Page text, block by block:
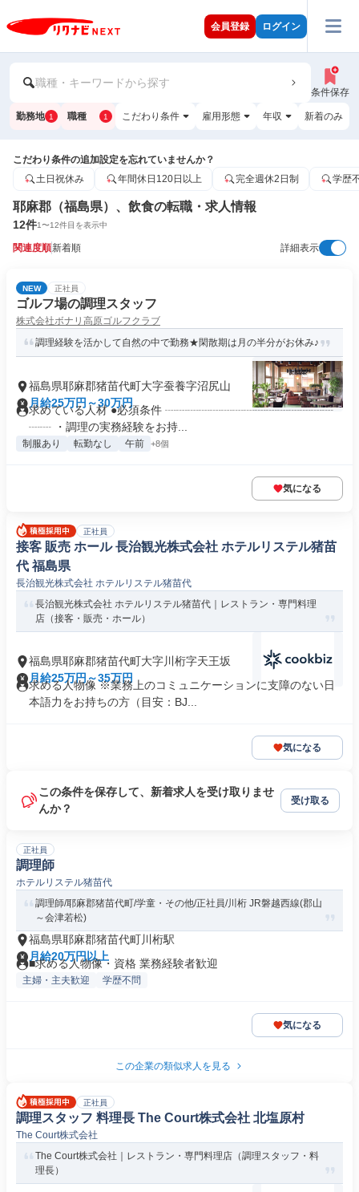
会員登録 ログイン
職種・キーワードから探す
条件保存
勤務地 1 職種 1 こだわり条件 雇用形態 年収 新着のみ
こだわり条件の追加設定を忘れていませんか？
土日祝休み
年間休日120日以上 完全週休2日制 学歴
耶麻郡（福島県）、飲食の転職・求人情報
12件1〜12件目を表示中
関連度順新着順 詳細表示
NEW 正社員
ゴルフ場の調理スタッフ
株式会社ボナリ高原ゴルフクラブ
調理経験を活かして自然の中で勤務★閑散期は月の半分がお休み♪
福島県耶麻郡猪苗代町大字蚕養字沼尻山
月給25万円～30万円
求めている人材 ●必須条件 ┈┈┈┈┈┈┈┈┈┈┈┈┈┈┈
┈┈ ・調理の実務経験をお持...
制服あり 転勤なし 午前 +8個
気になる
正社員
接客 販売 ホール 長治観光株式会社 ホテルリステル猪苗
代 福島県
長治観光株式会社 ホテルリステル猪苗代
長治観光株式会社 ホテルリステル猪苗代｜レストラン・専門料理
店（接客・販売・ホール）
福島県耶麻郡猪苗代町大字川桁字天王坂
月給25万円～35万円
求める人物像 ※業務上のコミュニケーションに支障のない日
本語力をお持ちの方（目安：BJ...
気になる
この条件を保存して、新着求人を受け取りませ
んか？
受け取る
正社員
調理師
ホテルリステル猪苗代
調理師/耶麻郡猪苗代町/学童・その他/正社員/川桁 JR磐越西線(郡山
～会津若松)
福島県耶麻郡猪苗代町川桁駅
月給20万円以上
■求める人物像・資格 業務経験者歓迎
主婦・主夫歓迎 学歴不問
気になる
この企業の類似求人を見る
正社員
調理スタッフ 料理長 The Court株式会社 北塩原村
The Court株式会社
The Court株式会社｜レストラン・専門料理店（調理スタッフ・料
理長）